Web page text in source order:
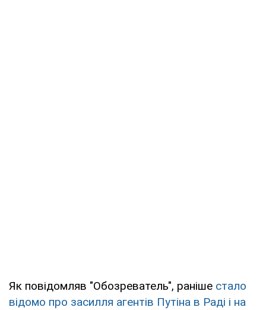
Як повідомляв "Обозреватель", раніше стало
відомо про засилля агентів Путіна в Раді і на